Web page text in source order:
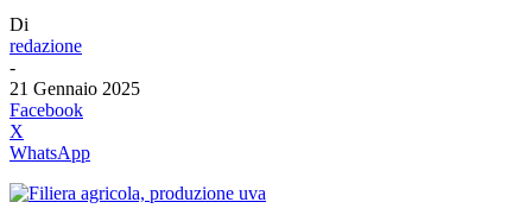
Di
redazione
-
21 Gennaio 2025
Facebook
X
WhatsApp